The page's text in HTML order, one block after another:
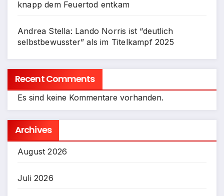
knapp dem Feuertod entkam
Andrea Stella: Lando Norris ist “deutlich
selbstbewusster” als im Titelkampf 2025
Recent Comments
Es sind keine Kommentare vorhanden.
Archives
August 2026
Juli 2026